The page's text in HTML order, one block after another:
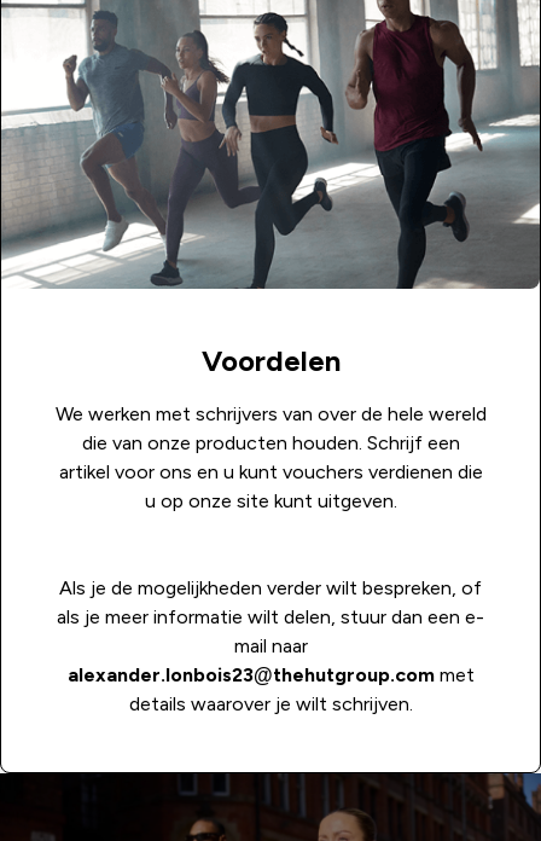
Voordelen
We werken met schrijvers van over de hele wereld
die van onze producten houden. Schrijf een
artikel voor ons en u kunt vouchers verdienen die
u op onze site kunt uitgeven.
Als je de mogelijkheden verder wilt bespreken, of
als je meer informatie wilt delen, stuur dan een e-
mail naar
alexander.lonbois23@thehutgroup.commet
details waarover je wilt schrijven.